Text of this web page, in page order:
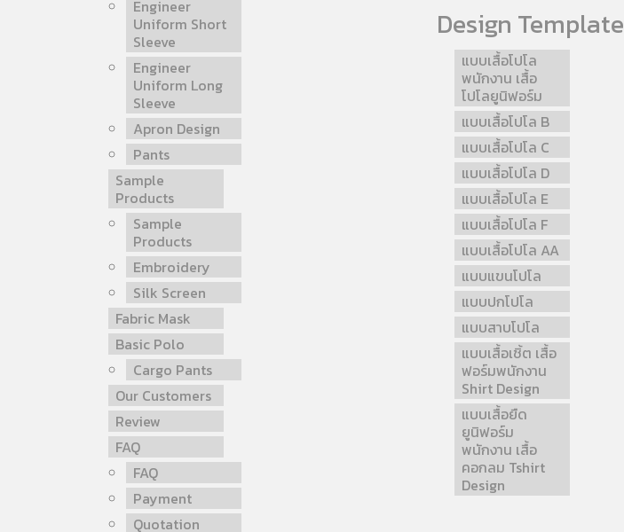
Engineer
Uniform Short
Sleeve
Engineer
Uniform Long
Sleeve
Apron Design
Pants
Sample
Products
Sample
Products
Embroidery
Silk Screen
Fabric Mask
Basic Polo
Cargo Pants
Our Customers
Review
FAQ
FAQ
Payment
Quotation
Design Template
แบบเสื้อโปโล
พนักงาน เสื้อ
โปโลยูนิฟอร์ม
แบบเสื้อโปโล B
แบบเสื้อโปโล C
แบบเสื้อโปโล D
แบบเสื้อโปโล E
แบบเสื้อโปโล F
แบบเสื้อโปโล AA
แบบแขนโปโล
แบบปกโปโล
แบบสาบโปโล
แบบเสื้อเชิ้ต เสื้อ
ฟอร์มพนักงาน
Shirt Design
แบบเสื้อยืด
ยูนิฟอร์ม
พนักงาน เสื้อ
คอกลม Tshirt
Design